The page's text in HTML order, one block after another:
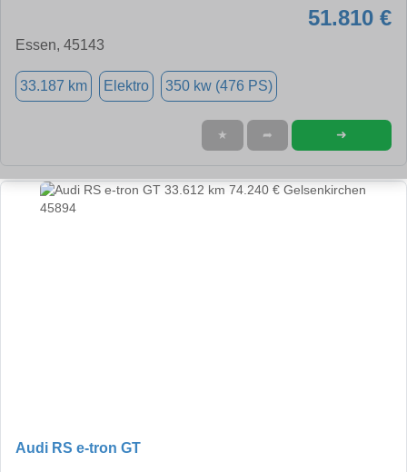
51.810 €
Essen, 45143
33.187 km Elektro 350 kw (476 PS)
★ ➦ ➜
Audi RS e-tron GT